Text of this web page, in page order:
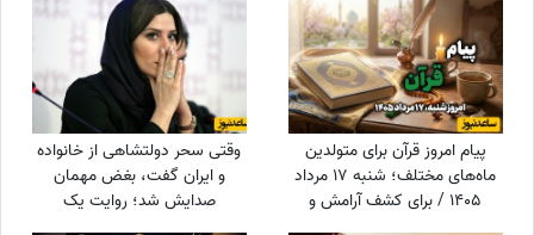
پیام امروز قرآن برای متولدین
ماه‌های مختلف؛ شنبه 17 مرداد
1405 / برای کشف آرامش و
وقتی سحر دولتشاهی از خانواده
و ایران گفت، بغض مهمان
صدایش شد؛ روایت یک